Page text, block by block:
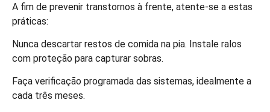
A fim de prevenir transtornos à frente, atente-se a estas
práticas:
Nunca descartar restos de comida na pia. Instale ralos
com proteção para capturar sobras.
Faça verificação programada das sistemas, idealmente a
cada três meses.